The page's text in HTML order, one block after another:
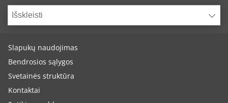
Išskleisti
Slapukų naudojimas
Bendrosios sąlygos
Svetainės struktūra
Kontaktai